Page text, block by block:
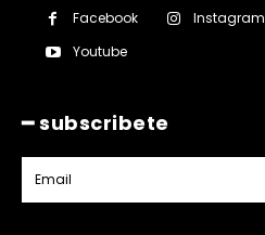
Facebook Instagram
Youtube
━ subscribete